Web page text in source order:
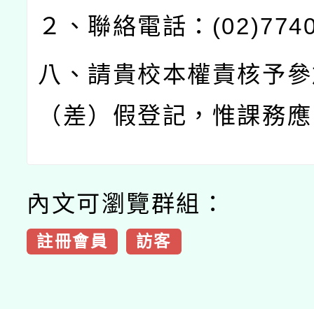
２、聯絡電話：
八、請貴校本權責核予
（差）假登記，惟課務
內文可瀏覽群組：
註冊會員 訪客